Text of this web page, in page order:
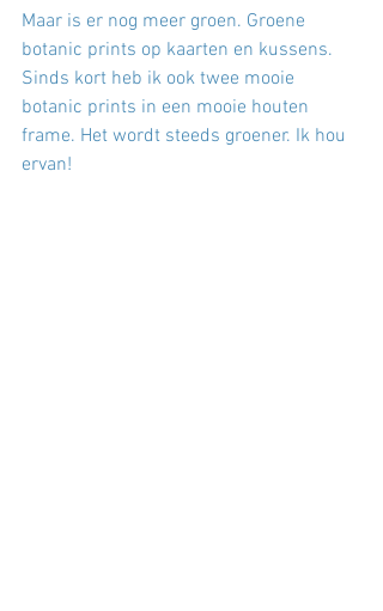
Maar is er nog meer groen. Groene
botanic prints op kaarten en kussens.
Sinds kort heb ik ook twee mooie
botanic prints in een mooie houten
frame. Het wordt steeds groener. Ik hou
ervan!